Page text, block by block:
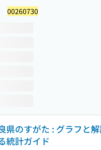
00260730
県のすがた : グラフと
統計ガイド